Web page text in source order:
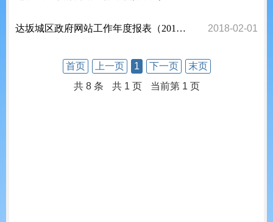
达坂城区政府网站工作年度报表（2018年） 2018-02-01
首页 上一页 1 下一页
末页
共 8 条
共 1 页 当前第 1 页